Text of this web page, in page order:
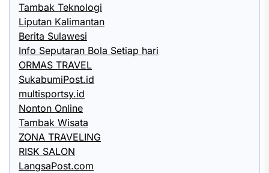
Tambak Teknologi
Liputan Kalimantan
Berita Sulawesi
Info Seputaran Bola Setiap hari
ORMAS TRAVEL
SukabumiPost.id
multisportsy.id
Nonton Online
Tambak Wisata
ZONA TRAVELING
RISK SALON
LangsaPost.com